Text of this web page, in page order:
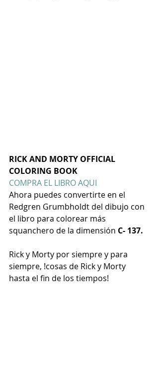
RICK AND MORTY OFFICIAL
COLORING BOOK
COMPRA EL LIBRO AQUI
Ahora puedes convertirte en el
Redgren Grumbholdt del dibujo con
el libro para colorear más
squanchero de la dimensión C- 137.
Rick y Morty por siempre y para
siempre, !cosas de Rick y Morty
hasta el fin de los tiempos!